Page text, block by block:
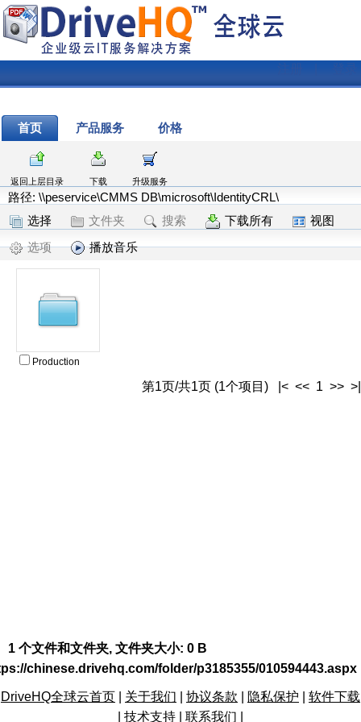
登录
首页 产品服务 价格
返回上层目录 下载 升级服务
路径: \\peservice\CMMS DB\microsoft\IdentityCRL\
选择
文件夹 搜索 下载所有
视图
选项
播放音乐
Production
第1页/共1页 (1个项目) |< << 1 >> >|
1 个文件和文件夹, 文件夹大小: 0 B
chinese.drivehq.com/folder/p3185355/010594443.aspx
DriveHQ全球云首页 关于我们 协议条款 隐私保护
软件下载
技术支持 联系我们